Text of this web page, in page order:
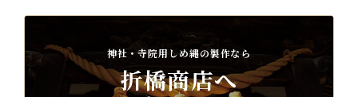
神社・寺院用しめ縄の製作なら
折橋商店へ